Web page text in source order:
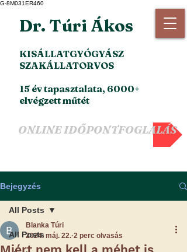
G-8M031ER460
ONLINE IDŐPONTFOGLALÁS
Dr. Túri Ákos
KISÁLLATGYÓGYÁSZ
SZAKÁLLATORVOS
15 év tapasztalata, 6000+
elvégzett műtét
Bejegyzés
All Posts
All Posts
Blanka Túri
2024. máj. 22. 2 perc olvasás